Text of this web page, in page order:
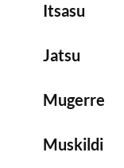
Itsasu
Jatsu
Mugerre
Muskildi